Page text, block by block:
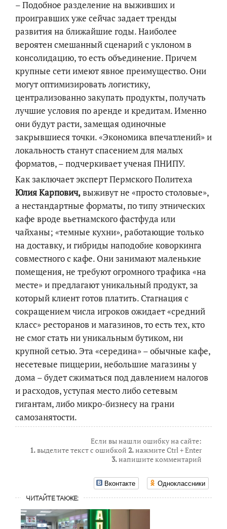
– Подобное разделение на выживших и
проигравших уже сейчас задает тренды
развития на ближайшие годы. Наиболее
вероятен смешанный сценарий с уклоном в
консолидацию, то есть объединение. Причем
крупные сети имеют явное преимущество. Они
могут оптимизировать логистику,
централизованно закупать продукты, получать
лучшие условия по аренде и кредитам. Именно
они будут расти, замещая одиночные
закрывшиеся точки. «Экономика впечатлений» и
локальность станут спасением для малых
форматов, – подчеркивает ученая ПНИПУ.
Как заключает эксперт Пермского Политеха
ЮлияКарпович,выживут не «просто столовые»,
а нестандартные форматы, по типу этнических
кафе вроде вьетнамского фастфуда или
чайханы; «темные кухни», работающие только
на доставку, и гибриды наподобие коворкинга
совместного с кафе. Они занимают маленькие
помещения, не требуют огромного трафика «на
месте» и предлагают уникальный продукт, за
который клиент готов платить. Стагнация с
сокращением числа игроков ожидает «средний
класс» ресторанов и магазинов, то есть тех, кто
не смог стать ни уникальным бутиком, ни
крупной сетью. Эта «середина» – обычные кафе,
несетевые пиццерии, небольшие магазины у
дома – будет сжиматься под давлением налогов
и расходов, уступая место либо сетевым
гигантам, либо микро-бизнесу на грани
самозанятости.
Если вы нашли ошибку на сайте:
1.выделите текст с ошибкой 2.нажмите Ctrl + Enter
3.напишите комментарий
Вконтакте Одноклассники
ЧИТАЙТЕ ТАКЖЕ: